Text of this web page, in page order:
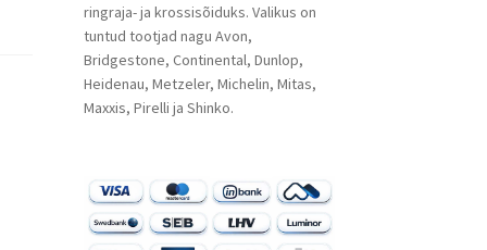
ringraja- ja krossisõiduks. Valikus on
tuntud tootjad nagu Avon,
Bridgestone, Continental, Dunlop,
Heidenau, Metzeler, Michelin, Mitas,
Maxxis, Pirelli ja Shinko.